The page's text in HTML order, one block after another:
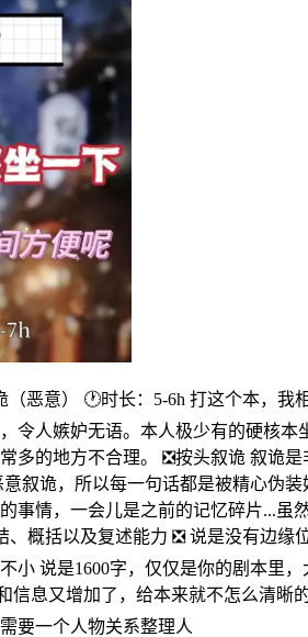
恶意） 🕐时长：5-6h 打这个本，
令人嫉妒无语。本人极少有的硬核
多的地方不合理。 ❎按头叙诡 叙诡
叙诡，所以每一句话都是被精心伪
事情，一会儿是之前的记忆碎片...
、概括以及复述能力 ❎ 说是没有边
小 说是1600字，仅仅是你的剧本里
信息又增加了，给本来就不怎么清
要一个人物关系整理人